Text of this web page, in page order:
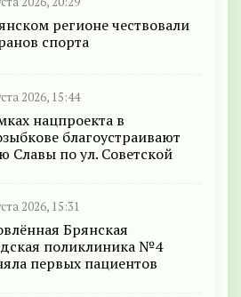
регионе чествовали
спорта
2026, 15:44
нацпроекта в
благоустраивают
Славы по ул. Советской
2026, 15:31
Брянская
поликлиника №4
первых пациентов